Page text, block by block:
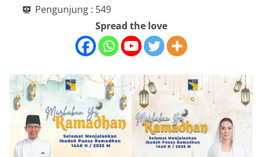
Pengunjung : 549
Spread the love